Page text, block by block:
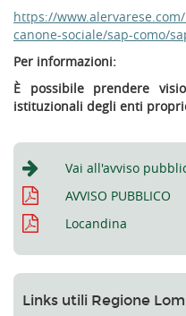
https://
canone-sociale/sap-como/
Per informazioni:
È possibile prendere
istituzionali degli enti
Vai all'avviso
AVVISO PUBBLICO
Locandina
Links utili Regione